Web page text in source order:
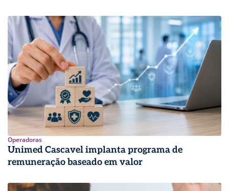
Operadoras
Unimed Cascavel implanta programa de
remuneração baseado em valor